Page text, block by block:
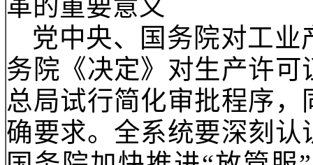
提出以下实施意见：
一、充分认识贯彻
革的重要意义
党中央、国务院对
务院《决定》对生产